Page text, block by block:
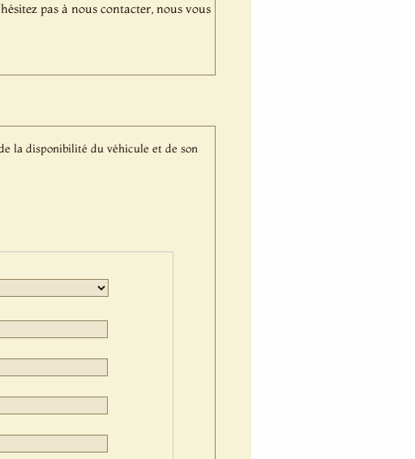
pas à nous contacter, nous vous
la disponibilité du véhicule et de son